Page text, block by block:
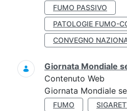
FUMO PASSIVO
PATOLOGIE FUMO-
CONVEGNO
Giornata Mondiale
Contenuto Web
Giornata Mondiale
FUMO